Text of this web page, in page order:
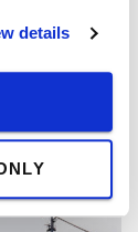
details